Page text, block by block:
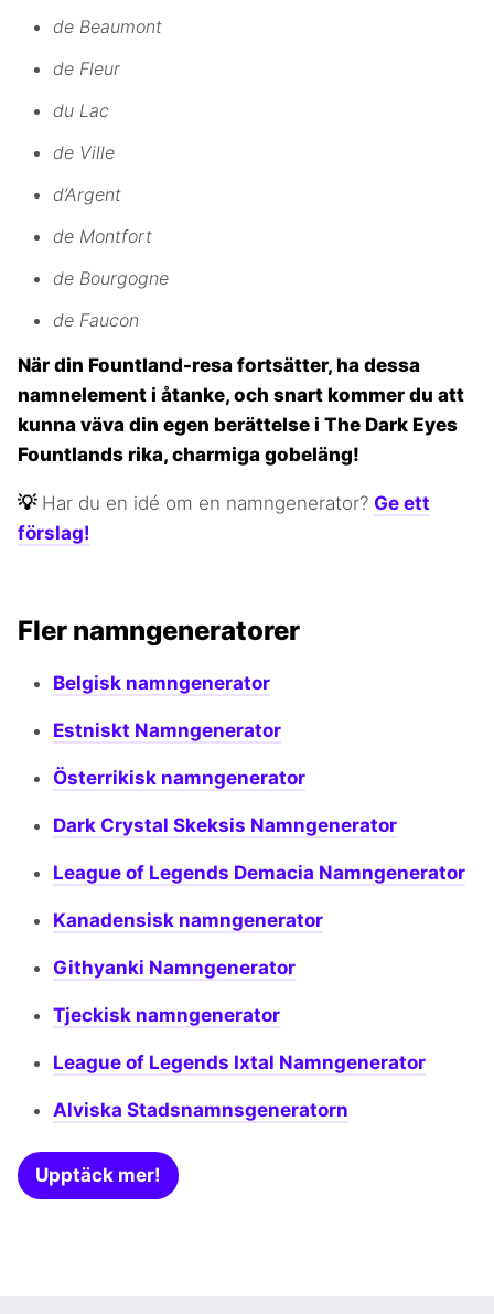
de Beaumont
de Fleur
du Lac
de Ville
d’Argent
de Montfort
de Bourgogne
de Faucon
När din Fountland-resa fortsätter, ha dessa
namnelement i åtanke, och snart kommer du att
kunna väva din egen berättelse i The Dark Eyes
Fountlands rika, charmiga gobeläng!
💡 Har du en idé om en namngenerator? Ge ett
förslag!
Fler namngeneratorer
Belgisk namngenerator
Estniskt Namngenerator
Österrikisk namngenerator
Dark Crystal Skeksis Namngenerator
League of Legends Demacia Namngenerator
Kanadensisk namngenerator
Githyanki Namngenerator
Tjeckisk namngenerator
League of Legends Ixtal Namngenerator
Alviska Stadsnamnsgeneratorn
Upptäck mer!